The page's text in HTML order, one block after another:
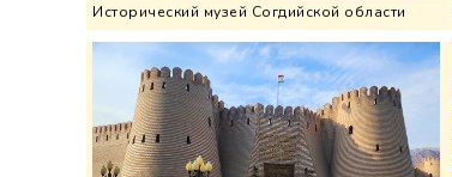
Исторический музей Согдийской области